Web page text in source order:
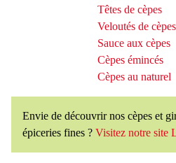
Têtes de cèpes
Veloutés de cèpes
Sauce aux cèpes
Cèpes émincés
Cèpes au naturel
Envie de découvrir nos cèpes et
épiceries fines ? Visitez notre site